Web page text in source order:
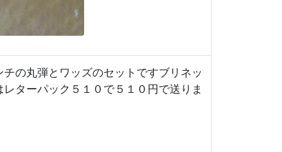
の丸弾とワッズのセットですブリネッ
ターパック５１０で５１０円で送りま